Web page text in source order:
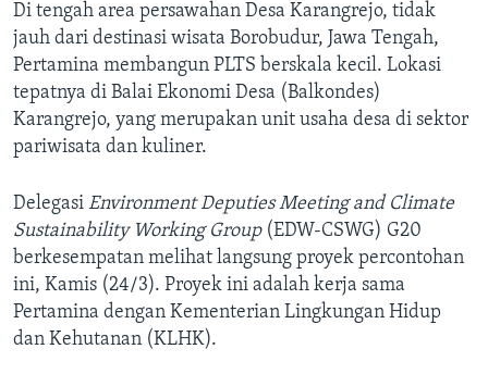
Di tengah area persawahan Desa Karangrejo, tidak
jauh dari destinasi wisata Borobudur, Jawa Tengah,
Pertamina membangun PLTS berskala kecil. Lokasi
tepatnya di Balai Ekonomi Desa (Balkondes)
Karangrejo, yang merupakan unit usaha desa di sektor
pariwisata dan kuliner.
Delegasi Environment Deputies Meeting and Climate
Sustainability Working Group(EDW-CSWG) G20
berkesempatan melihat langsung proyek percontohan
ini, Kamis (24/3). Proyek ini adalah kerja sama
Pertamina dengan Kementerian Lingkungan Hidup
dan Kehutanan (KLHK).